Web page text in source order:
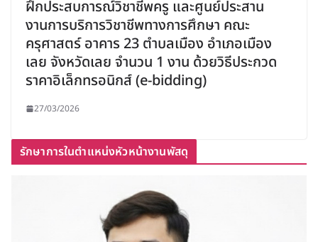
ฝึกประสบการณ์วิชาชีพครู และศูนย์ประสาน
งานการบริการวิชาชีพทางการศึกษา คณะ
ครุศาสตร์ อาคาร 23 ตำบลเมือง อำเภอเมือง
เลย จังหวัดเลย จำนวน 1 งาน ด้วยวิธีประกวด
ราคาอิเล็กทรอนิกส์ (e-bidding)
27/03/2026
รักษาการในตำแหน่งหัวหน้างานพัสดุ